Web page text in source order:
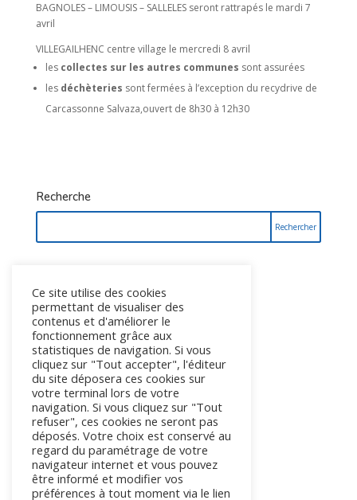
BAGNOLES – LIMOUSIS – SALLELES seront rattrapés le mardi 7
avril
VILLEGAILHENC centre village le mercredi 8 avril
les collectes sur les autres communes sont assurées
les déchèteries sont fermées à l’exception du recydrive de
Carcassonne Salvaza,ouvert de 8h30 à 12h30
Recherche
Activités pédagogiques
Collecte et déchèteries
Concours
Divers
Évènements
Recrutement
CONTACT
Contacter le Covaldem 11
Ce site utilise des cookies
permettant de visualiser des
contenus et d'améliorer le
fonctionnement grâce aux
statistiques de navigation. Si vous
cliquez sur "Tout accepter", l'éditeur
du site déposera ces cookies sur
votre terminal lors de votre
navigation. Si vous cliquez sur "Tout
refuser", ces cookies ne seront pas
déposés. Votre choix est conservé au
regard du paramétrage de votre
navigateur internet et vous pouvez
être informé et modifier vos
préférences à tout moment via le lien